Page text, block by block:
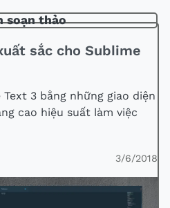
soạn thảo
sắc cho Sublime
3 bằng những giao diện
cao hiệu suất làm việc
3/6/2018